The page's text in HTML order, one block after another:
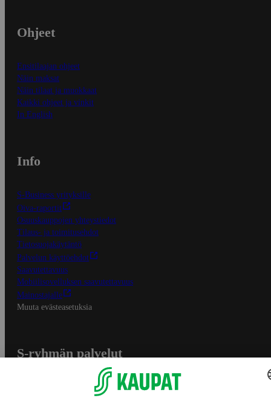
Ohjeet
Ensitilaajan ohjeet
Näin maksat
Näin tilaat ja muokkaat
Kaikki ohjeet ja vinkit
In English
Info
S-Business yrityksille
Oiva-raportit
Osuuskauppojen yhteystiedot
Tilaus- ja toimitusehdot
Tietosuojakäytäntö
Palvelun käyttöehdot
Saavutettavuus
Mobiilisovelluksen saavutettavuus
Mainostajalle
Muuta evästeasetuksia
S-ryhmän palvelut